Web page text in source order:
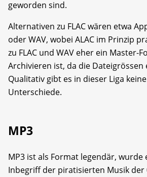
geworden sind.
Alternativen zu FLAC wären etwa
oder WAV, wobei ALAC im Prinzip
zu FLAC und WAV eher ein Master-
Archivieren ist, da die
Qualitativ gibt es in dieser Liga
Unterschiede.
MP3
MP3 ist als Format legendär, wurde
Inbegriff der piratisierten Musik der